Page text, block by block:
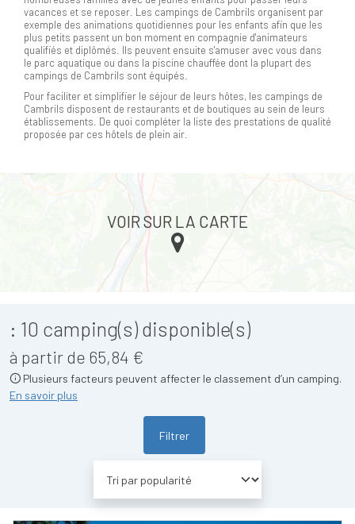
vacances et se reposer. Les campings de Cambrils organisent par
exemple des animations quotidiennes pour les enfants afin que les
plus petits passent un bon moment en compagnie d'animateurs
qualifiés et diplômés. Ils peuvent ensuite s'amuser avec vous dans
le parc aquatique ou dans la piscine chauffée dont la plupart des
campings de Cambrils sont équipés.
Pour faciliter et simplifier le séjour de leurs hôtes, les campings de
Cambrils disposent de restaurants et de boutiques au sein de leurs
établissements. De quoi compléter la liste des prestations de qualité
proposée par ces hôtels de plein air.
: 10 camping(s) disponible(s)
à partir de 65,84 €
Plusieurs facteurs peuvent affecter le classement d’un camping.
En savoir plus
Filtrer
VOIR SUR LA CARTE